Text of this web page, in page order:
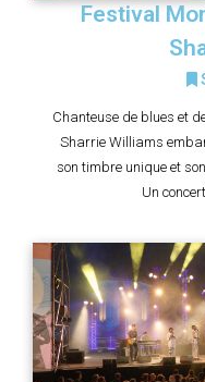
Festival
Chanteuse de blues et
Sharrie Williams
son timbre unique et
Un